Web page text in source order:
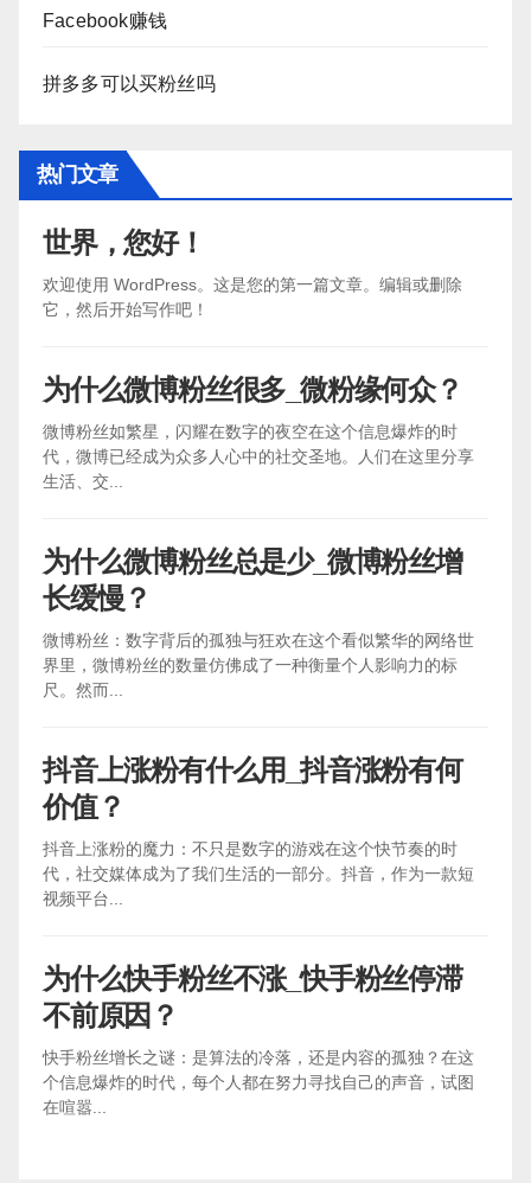
Facebook赚钱
拼多多可以买粉丝吗
热门文章
世界，您好！
欢迎使用 WordPress。这是您的第一篇文章。编辑或删除
它，然后开始写作吧！
为什么微博粉丝很多_微粉缘何众？
微博粉丝如繁星，闪耀在数字的夜空在这个信息爆炸的时
代，微博已经成为众多人心中的社交圣地。人们在这里分享
生活、交...
为什么微博粉丝总是少_微博粉丝增
长缓慢？
微博粉丝：数字背后的孤独与狂欢在这个看似繁华的网络世
界里，微博粉丝的数量仿佛成了一种衡量个人影响力的标
尺。然而...
抖音上涨粉有什么用_抖音涨粉有何
价值？
抖音上涨粉的魔力：不只是数字的游戏在这个快节奏的时
代，社交媒体成为了我们生活的一部分。抖音，作为一款短
视频平台...
为什么快手粉丝不涨_快手粉丝停滞
不前原因？
快手粉丝增长之谜：是算法的冷落，还是内容的孤独？在这
个信息爆炸的时代，每个人都在努力寻找自己的声音，试图
在喧嚣...